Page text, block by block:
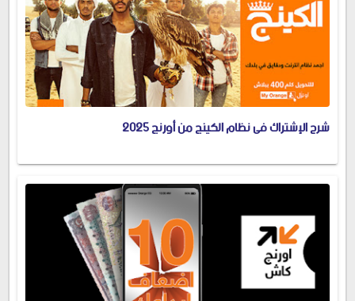
شرح الإشتراك فى نظام الكينج من أورنج 2025